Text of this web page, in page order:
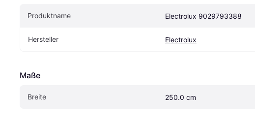
Produktname Electrolux 9029793388
Hersteller Electrolux
Maße
Breite 250.0 cm